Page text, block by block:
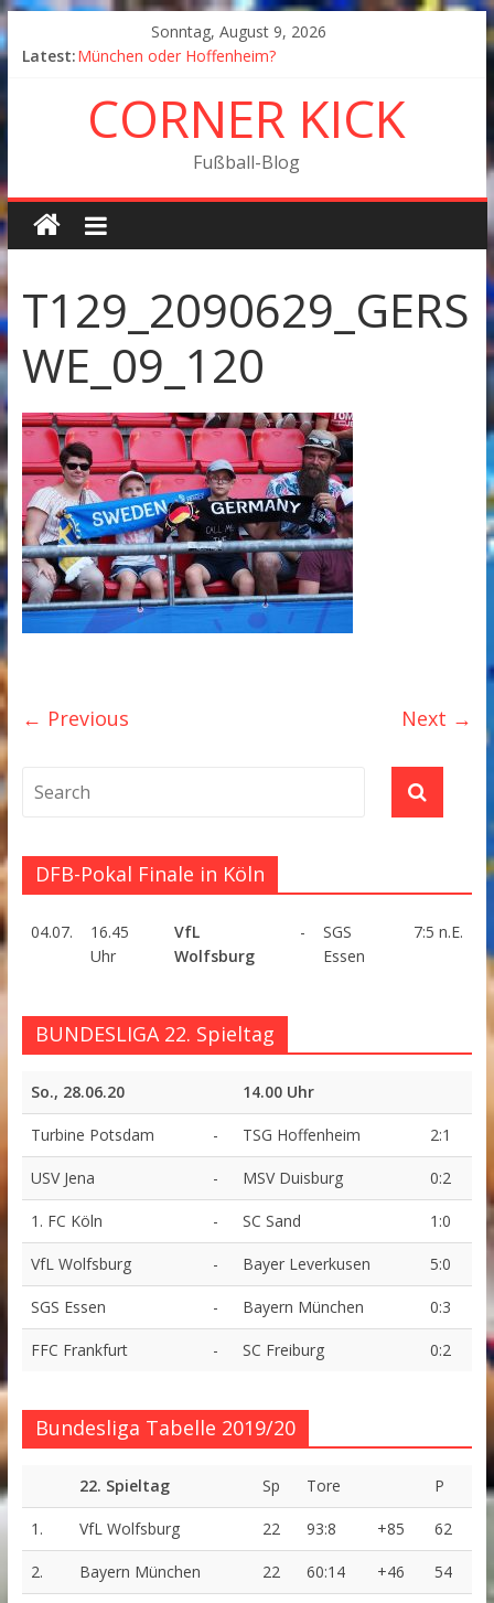
Sonntag, August 9, 2026
Latest:München oder Hoffenheim?
Fußball in Coronazeiten: Blick zurück und nach vorn
Der Pokal geht nach Wolfsburg
München wird Vizemeister, Köln geht mit Jena in Liga
CORNER KICK
Fußball-Blog
T129_2090629_GERS
WE_09_120
← Previous Next →
DFB-Pokal Finale in Köln
04.07.
16.45
Uhr
VfL
Wolfsburg
-
SGS
Essen
7:5 n.E.
BUNDESLIGA 22. Spieltag
So., 28.06.20 14.00 Uhr
Turbine Potsdam - TSG Hoffenheim 2:1
USV Jena - MSV Duisburg 0:2
1. FC Köln - SC Sand 1:0
VfL Wolfsburg - Bayer Leverkusen 5:0
SGS Essen - Bayern München 0:3
FFC Frankfurt - SC Freiburg 0:2
Bundesliga Tabelle 2019/20
22. Spieltag Sp Tore P
1. VfL Wolfsburg 22 93:8 +85 62
2. Bayern München 22 60:14 +46 54